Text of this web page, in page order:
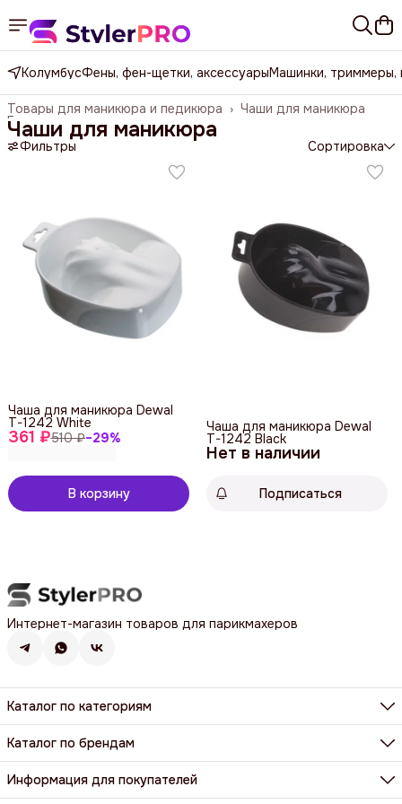
КолумбусФены, фен-щетки, аксессуарыМашинки, триммеры,
Чаши для маникюра
Товары для маникюра и педикюра ›
Главная
Чаши для маникюра
Фильтры Сортировка
361 ₽510 ₽−29%
Чаша для маникюра Dewal
T-1242 White
В корзину
Нет в наличии
Чаша для маникюра Dewal
T-1242 Black
Подписаться
Интернет-магазин товаров для парикмахеров
Каталог по категориям
Фены, фен-щетки, аксессуары
Машинки, триммеры, шейверы
Щипцы, плойки, стайлеры
Парикмахерские ножницы и бритвы
Каталог по брендам
BaByliss Pro
Dewal
Harizma
Информация для покупателей